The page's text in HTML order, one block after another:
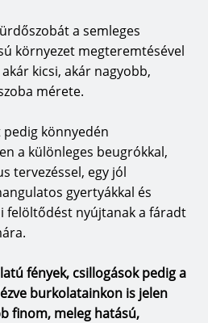
a semleges
környezet megteremtésével
kicsi, akár nagyobb,
mérete.
pedig könnyedén
a különleges beugrókkal,
tervezéssel, egy jól
gyertyákkal és
felöltődést nyújtanak a fáradt
fények, csillogások pedig a
burkolatainkon is jelen
finom, meleg hatású,